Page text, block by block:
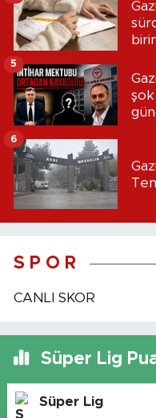
şok
5
6
S P O R
CANLI SKOR
Süper Lig
Süper Lig